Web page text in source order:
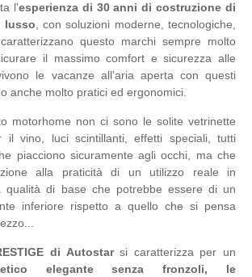
l'esperienza di 30 anni di costruzione di
lusso , con soluzioni moderne, tecnologiche,
questo marchi sempre molto
il massimo comfort e sicurezza alle
le vacanze all'aria aperta con questi
anche molto pratici ed ergonomici.
motorhome non ci sono le solite vetrinette
il vino, luci scintillanti, effetti speciali, tutti
piacciono sicuramente agli occhi, ma che
alla praticità di un utilizzo reale in
qualità di base che potrebbe essere di un
inferiore rispetto a quello che si pensa
di Autostarsi caratterizza per un
elegante senza fronzoli, le